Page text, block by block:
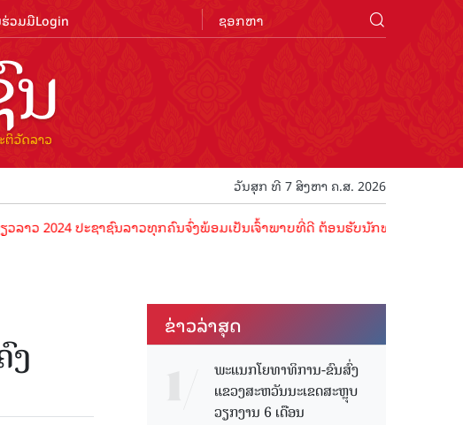
ວມມືLogin
ວັນສຸກ ທີ 7 ສິງຫາ ຄ.ສ. 2026
ປະຊາຊົນລາວທຸກຄົນຈົ່ງພ້ອມເປັນເຈົ້າພາບທີ່ດີ ຕ້ອນຮັບນັກທ່ອງທ່ຽວດ້ວຍໄມຕີຈິດ
ງ
ຂ່າວ​ລ່າ​ສຸດ
ພະແນກໂຍທາທິການ-ຂົນສົ່ງ
ແຂວງສະຫວັນນະເຂດສະຫຼຸບ
ວຽກງານ 6 ເດືອນ